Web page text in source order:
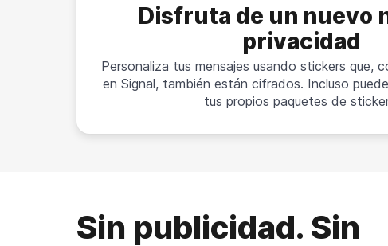
Disfruta de un nuevo
privacidad
Personaliza tus mensajes usando stickers que,
en Signal, también están cifrados. Incluso
tus propios paquetes de
Sin publicidad. Sin